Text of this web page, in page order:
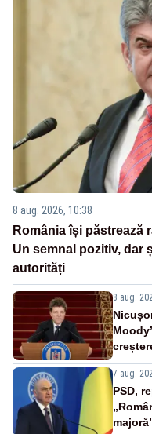
8 aug. 2026, 10:38
România își păstrează
Un semnal pozitiv, dar
autorități
8 aug.
7 aug.
PSD,